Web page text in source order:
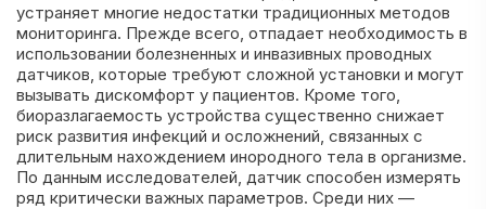
устраняет многие недостатки традиционных методов
мониторинга. Прежде всего, отпадает необходимость в
использовании болезненных и инвазивных проводных
датчиков, которые требуют сложной установки и могут
вызывать дискомфорт у пациентов. Кроме того,
биоразлагаемость устройства существенно снижает
риск развития инфекций и осложнений, связанных с
длительным нахождением инородного тела в организме.
По данным исследователей, датчик способен измерять
ряд критически важных параметров. Среди них —